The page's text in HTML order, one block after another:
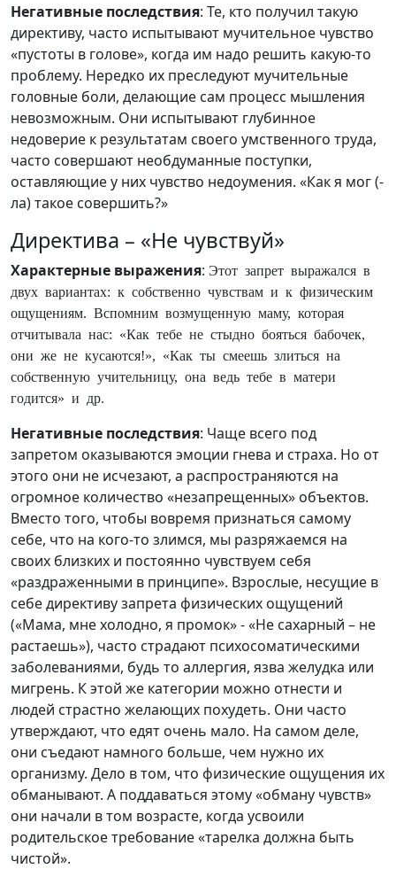
Негативные последствия: Те, кто получил такую
директиву, часто испытывают мучительное чувство
«пустоты в голове», когда им надо решить какую-то
проблему. Нередко их преследуют мучительные
головные боли, делающие сам процесс мышления
невозможным. Они испытывают глубинное
недоверие к результатам своего умственного труда,
часто совершают необдуманные поступки,
оставляющие у них чувство недоумения. «Как я мог (-
ла) такое совершить?»
Директива – «Не чувствуй»
Характерные выражения: Этот запрет выражался в
двух вариантах: к собственно чувствам и к физическим
ощущениям. Вспомним возмущенную маму, которая
отчитывала нас: «Как тебе не стыдно бояться бабочек,
они же не кусаются!», «Как ты смеешь злиться на
собственную учительницу, она ведь тебе в матери
годится» и др.
Негативные последствия: Чаще всего под
запретом оказываются эмоции гнева и страха. Но от
этого они не исчезают, а распространяются на
огромное количество «незапрещенных» объектов.
Вместо того, чтобы вовремя признаться самому
себе, что на кого-то злимся, мы разряжаемся на
своих близких и постоянно чувствуем себя
«раздраженными в принципе». Взрослые, несущие в
себе директиву запрета физических ощущений
(«Мама, мне холодно, я промок» - «Не сахарный – не
растаешь»), часто страдают психосоматическими
заболеваниями, будь то аллергия, язва желудка или
мигрень. К этой же категории можно отнести и
людей страстно желающих похудеть. Они часто
утверждают, что едят очень мало. На самом деле,
они съедают намного больше, чем нужно их
организму. Дело в том, что физические ощущения их
обманывают. А поддаваться этому «обману чувств»
они начали в том возрасте, когда усвоили
родительское требование «тарелка должна быть
чистой».